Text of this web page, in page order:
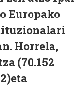
Europako
Horrela,
(70.152